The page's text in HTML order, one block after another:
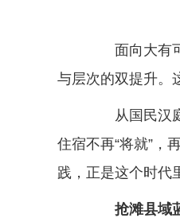
面向大有可
与层次的双提升。
从国民汉庭
住宿不再“将就”，
践，正是这个时代
抢滩县域